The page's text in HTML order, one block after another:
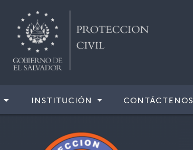
INSTITUCIÓN CONTÁCTENOS